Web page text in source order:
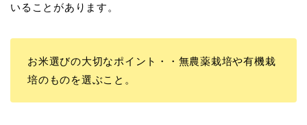
いることがあります。
お米選びの大切なポイント・・無農薬栽培や有機栽
培のものを選ぶこと。